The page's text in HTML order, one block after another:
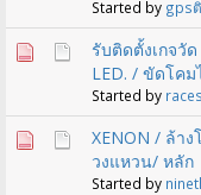
Started by gps
รับติดตั้งเกจวั
LED. / ขัดโคม
Started by
XENON / ล้าง
วงแหวน/ หลัก
Started by